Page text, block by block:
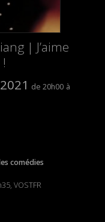
| J’aime
20h00
comédies
VOSTFR